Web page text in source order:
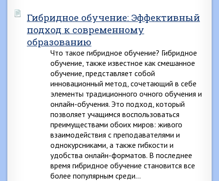
Гибридное обучение: Эффективный
подход к современному
образованию
Что такое гибридное обучение? Гибридное
обучение, также известное как смешанное
обучение, представляет собой
инновационный метод, сочетающий в себе
элементы традиционного очного обучения и
онлайн-обучения. Это подход, который
позволяет учащимся воспользоваться
преимуществами обоих миров: живого
взаимодействия с преподавателями и
однокурсниками, а также гибкости и
удобства онлайн-форматов. В последнее
время гибридное обучение становится все
более популярным среди…